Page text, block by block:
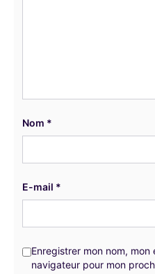
Nom *
E-mail *
Enregistrer mon nom,
navigateur pour mon